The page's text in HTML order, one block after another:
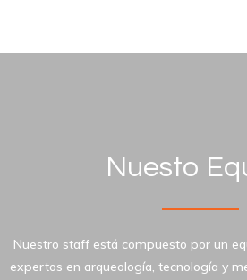
Nuesto
Nuestro staff está compuesto por un
expertos en arqueología, tecnología y